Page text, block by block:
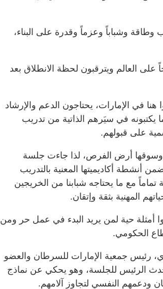
وشباباً وعزماً وقدرة على البناء،
على العالم ويترقبون لحظة الانطلاق بعد
هنا في الإمارات، يحتاجون الدعم والإرشاد
يكتبونه في سيَرهم الذاتية من تدريب
على قبولهم.
وسوقها أرض الفرص، لذا جاءت جلسة
أنشطة أكاديميتها المعنية بالتدريب
مع ما يحتاجه شبابنا من الخريجين
المهنية بثقة وإتقان.
أمثلة حية لمن يريد البدء في عمل حر ومن
الحكومي.
رئيس جمعية الإمارات للسرطان والعضو
الرئيس للجلسة، وهو يحكي عن نماذج
النفسي لتجاوز آلامهم.